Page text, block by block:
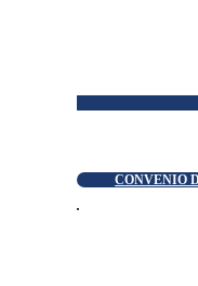
CONVENIO